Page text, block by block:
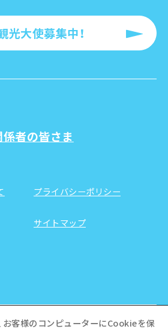
大使募集中！
係者の皆さま
プライバシーポリシー
サイトマップ
お客様のコンピューターにCookieを保